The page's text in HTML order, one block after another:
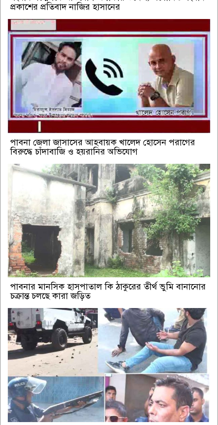
প্রকাশের প্রতিবাদ নাজির হাসানের
পাবনা জেলা জাসাসের আহবায়ক খালেদ হোসেন পরাগের
বিরুদ্ধে চাঁদাবাজি ও হয়রানির অভিযোগ
পাবনার মানসিক হাসপাতাল কি ঠাকুরের তীর্থ ভুমি বানানোর
চক্রান্ত চলছে কারা জড়িত